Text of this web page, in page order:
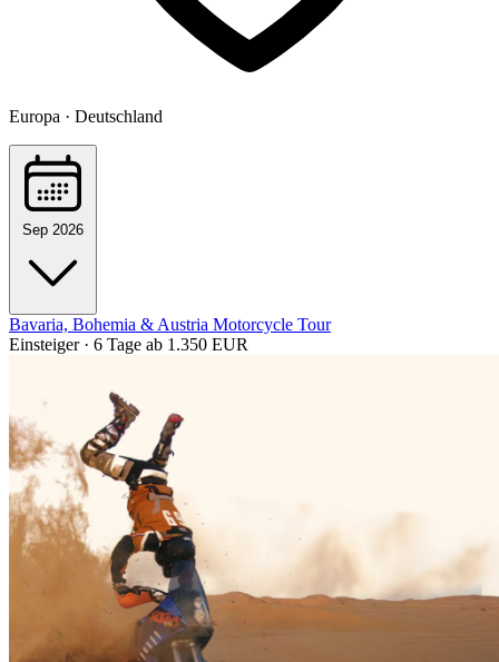
Europa · Deutschland
Sep 2026
Bavaria, Bohemia & Austria Motorcycle Tour
Einsteiger · 6 Tage ab 1.350 EUR